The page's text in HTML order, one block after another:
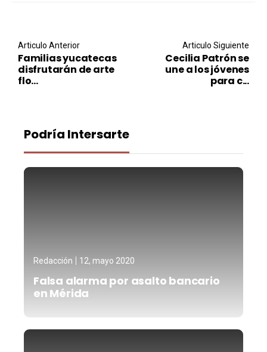
Post navigation
Articulo Anterior
Familias yucatecas
disfrutarán de arte
flo...
Articulo Siguiente
Cecilia Patrón se
une a los jóvenes
para c...
Podría Intersarte
Redacción 12, mayo 2020
Falsa alarma por asalto bancario
en Mérida